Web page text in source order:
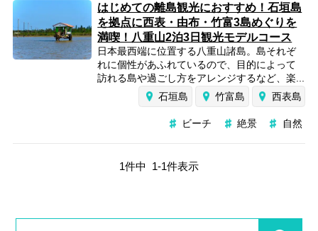
はじめての離島観光におすすめ！石垣島
を拠点に西表・由布・竹富3島めぐりを
満喫！八重山2泊3日観光モデルコース
日本最西端に位置する八重山諸島。島それぞ
れに個性があふれているので、目的によって
訪れる島や過ごし方をアレンジするなど、楽...
石垣島
竹富島 西表島
ビーチ 絶景 自然
1件中 1-1件表示